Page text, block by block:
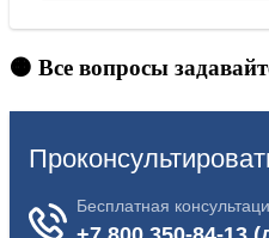
🟠 Все вопросы